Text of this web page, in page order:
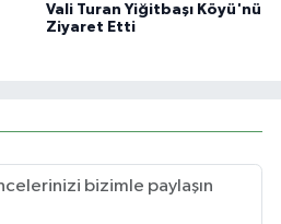
Vali Turan Yiğitbaşı Köyü'nü
Ziyaret Etti